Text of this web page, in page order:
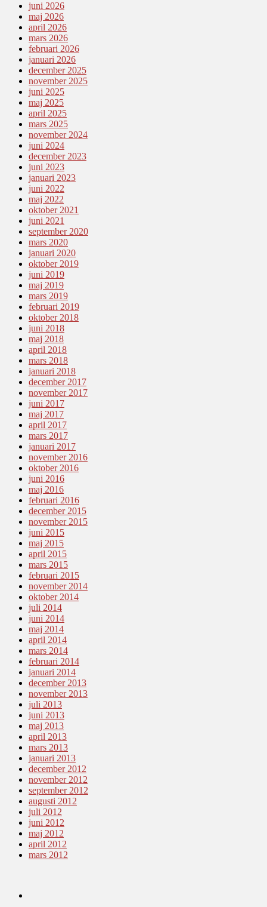
juni 2026
maj 2026
april 2026
mars 2026
februari 2026
januari 2026
december 2025
november 2025
juni 2025
maj 2025
april 2025
mars 2025
november 2024
juni 2024
december 2023
juni 2023
januari 2023
juni 2022
maj 2022
oktober 2021
juni 2021
september 2020
mars 2020
januari 2020
oktober 2019
juni 2019
maj 2019
mars 2019
februari 2019
oktober 2018
juni 2018
maj 2018
april 2018
mars 2018
januari 2018
december 2017
november 2017
juni 2017
maj 2017
april 2017
mars 2017
januari 2017
november 2016
oktober 2016
juni 2016
maj 2016
februari 2016
december 2015
november 2015
juni 2015
maj 2015
april 2015
mars 2015
februari 2015
november 2014
oktober 2014
juli 2014
juni 2014
maj 2014
april 2014
mars 2014
februari 2014
januari 2014
december 2013
november 2013
juli 2013
juni 2013
maj 2013
april 2013
mars 2013
januari 2013
december 2012
november 2012
september 2012
augusti 2012
juli 2012
juni 2012
maj 2012
april 2012
mars 2012